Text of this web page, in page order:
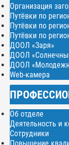
Организация
Путёвки по
Путёвки по
Путёвки по
ДООЛ «Заря»
ДООЛ
ДООЛ
Web-камера
Об отделе
Деятельность и
Сотрудники